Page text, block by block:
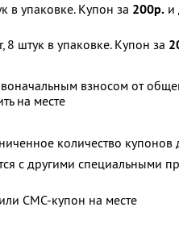
в упаковке. Купон за 200р. и
штук в упаковке. Купон за
взносом от
на месте
количество купонов
с другими специальными
СМС-купон на месте